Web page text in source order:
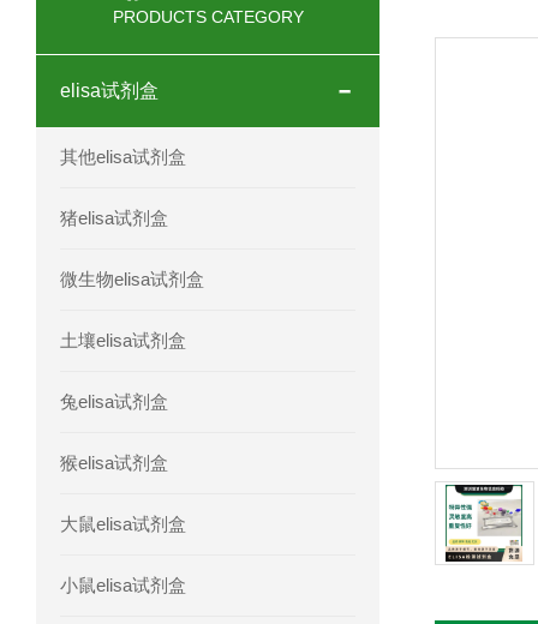
人鞘脂(SPH)elisa试剂盒现货速发
人蓝氏贾第虫(GL)elisa试剂盒厂家直销
PRODUCTS CATEGORY
elisa试剂盒
其他elisa试剂盒
猪elisa试剂盒
微生物elisa试剂盒
土壤elisa试剂盒
兔elisa试剂盒
猴elisa试剂盒
大鼠elisa试剂盒
小鼠elisa试剂盒